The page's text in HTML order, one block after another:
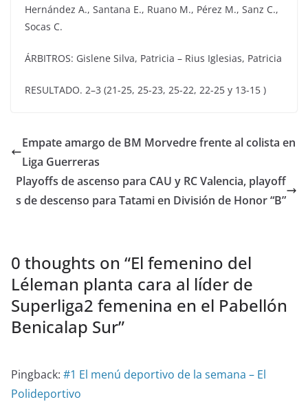
Hernández A., Santana E., Ruano M., Pérez M., Sanz C.,
Socas C.
ÁRBITROS: Gislene Silva, Patricia – Rius Iglesias, Patricia
RESULTADO. 2–3 (21-25, 25-23, 25-22, 22-25 y 13-15 )
Empate amargo de BM Morvedre frente al colista en
Liga Guerreras
Playoffs de ascenso para CAU y RC Valencia, playoff
s de descenso para Tatami en División de Honor “B”
0 thoughts on “El femenino del
Léleman planta cara al líder de
Superliga2 femenina en el Pabellón
Benicalap Sur”
Pingback: #1 El menú deportivo de la semana – El
Polideportivo